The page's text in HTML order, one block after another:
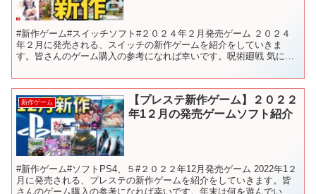
#新作ゲーム#スイッチソフト#２０２４年２月発売ゲーム ２０２４
年２月に発売される、スイッチの新作ゲームを紹介をしていきま
す。皆さんのゲーム購入の参考になれば幸いです。呪術廻戦 気にな
新作ゲーム
【プレステ新作ゲーム】２０２２
年1２月の発売ゲームソフト紹介
#新作ゲーム#ソフトPS4、５#２０２２年12月発売ゲーム 2022年1２
月に発売される、プレステの新作ゲームを紹介をしていきます。皆
さんのゲーム購入の参考になれば幸いです。年末は何を遊んでいこ